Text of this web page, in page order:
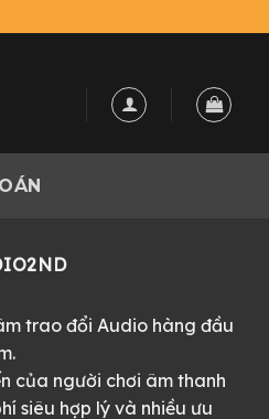
trao đổi Audio hàng đầu
của người chơi âm thanh
siêu hợp lý và nhiều ưu